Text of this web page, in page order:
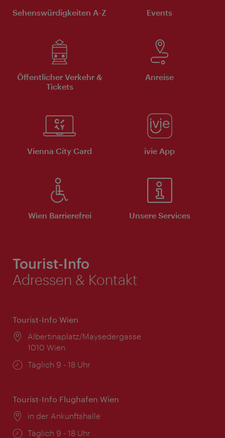
Sehenswürdigkeiten A-Z Events
Öffentlicher Verkehr &
Tickets
Anreise
Vienna City Card ivie App
Wien Barrierefrei Unsere Services
Tourist-Info
Adressen & Kontakt
Tourist-Info Wien
Ort:
Albertinaplatz/Maysedergasse
1010 Wien
Öffnungszeiten:
Täglich 9 - 18 Uhr
Tourist-Info Flughafen Wien
Ort:
in der Ankunftshalle
Öffnungszeiten:
Täglich 9 - 18 Uhr